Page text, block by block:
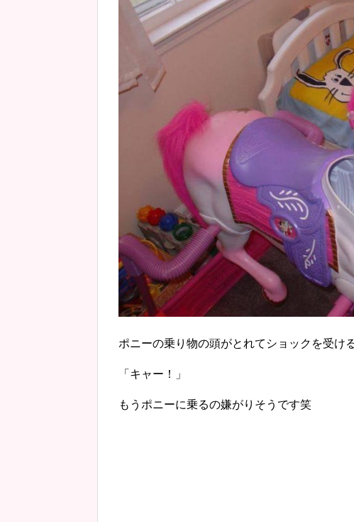
ポニーの乗り物の頭がとれてショックを受け
「キャー！」
もうポニーに乗るの嫌がりそうです笑